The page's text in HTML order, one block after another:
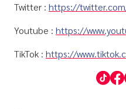
Twitter : https://
Youtube : https://
TikTok : https://